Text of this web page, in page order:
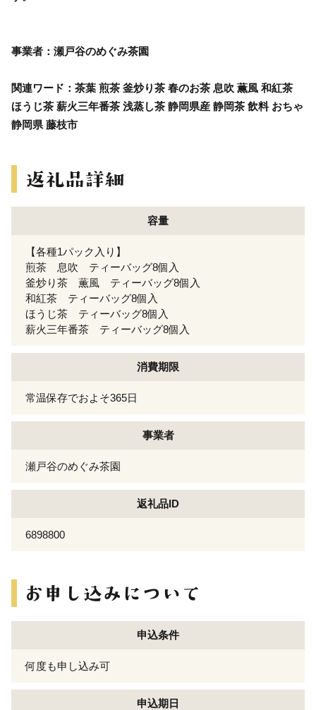
事業者：瀬戸谷のめぐみ茶園
関連ワード：茶葉 煎茶 釜炒り茶 春のお茶 息吹 薫風 和紅茶
ほうじ茶 薪火三年番茶 浅蒸し茶 静岡県産 静岡茶 飲料 おちゃ
静岡県 藤枝市
容量
【各種1パック入り】
煎茶 息吹 ティーバッグ8個入
釜炒り茶 薫風 ティーバッグ8個入
和紅茶 ティーバッグ8個入
ほうじ茶 ティーバッグ8個入
薪火三年番茶 ティーバッグ8個入
消費期限
常温保存でおよそ365日
事業者
瀬戸谷のめぐみ茶園
返礼品ID
6898800
申込条件
何度も申し込み可
申込期日